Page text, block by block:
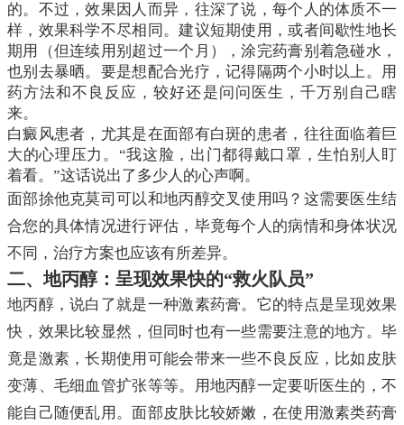
的。不过，效果因人而异，往深了说，每个人的体质不一
样，效果科学不尽相同。建议短期使用，或者间歇性地长
期用（但连续用别超过一个月），涂完药膏别着急碰水，
也别去暴晒。要是想配合光疗，记得隔两个小时以上。用
药方法和不良反应，较好还是问问医生，千万别自己瞎
来。
白癜风患者，尤其是在面部有白斑的患者，往往面临着巨
大的心理压力。“我这脸，出门都得戴口罩，生怕别人盯
着看。”这话说出了多少人的心声啊。
面部捈他克莫司可以和地丙醇交叉使用吗？这需要医生结
合您的具体情况进行评估，毕竟每个人的病情和身体状况
不同，治疗方案也应该有所差异。
二、地丙醇：呈现效果快的“救火队员”
地丙醇，说白了就是一种激素药膏。它的特点是呈现效果
快，效果比较显然，但同时也有一些需要注意的地方。毕
竟是激素，长期使用可能会带来一些不良反应，比如皮肤
变薄、毛细血管扩张等等。用地丙醇一定要听医生的，不
能自己随便乱用。面部皮肤比较娇嫩，在使用激素类药膏